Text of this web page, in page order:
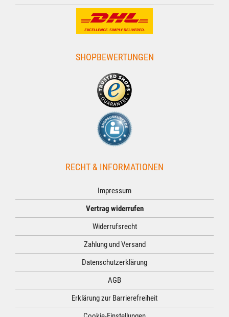
SHOPBEWERTUNGEN
RECHT & INFORMATIONEN
Impressum
Vertrag widerrufen
Widerrufsrecht
Zahlung und Versand
Datenschutzerklärung
AGB
Erklärung zur Barrierefreiheit